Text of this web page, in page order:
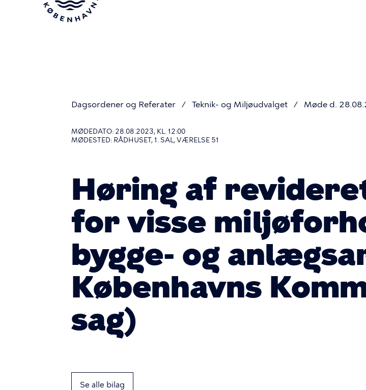
Dagsordener og Referater Teknik- og Miljøudvalget Møde d.
MØDEDATO: 28.08.2023, KL. 12:00
MØDESTED: RÅDHUSET, 1. SAL, VÆRELSE 51
Høring af
for visse
bygge- og
Københavns
sag)
Se alle bilag